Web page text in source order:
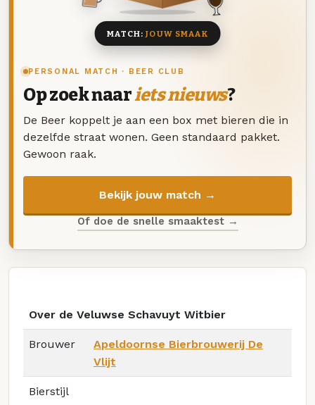
PERSONAL MATCH · BEER CLUB
Op zoek naariets nieuws?
De Beer koppelt je aan een box met bieren die in
dezelfde straat wonen. Geen standaard pakket.
Gewoon raak.
Bekijk jouw match →
Of doe de snelle smaaktest →
MATCH:JOUW SMAAK
Over de Veluwse Schavuyt Witbier
Brouwer
Apeldoornse Bierbrouwerij De
Vlijt
Bierstijl